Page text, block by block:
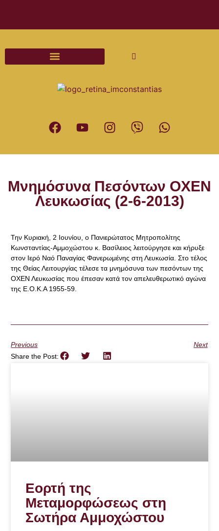
Μνημόσυνα Πεσόντων ΟΧΕΝ
Λευκωσίας (2-6-2013)
Την Κυριακή, 2 Ιουνίου, ο Πανιερώτατος Μητροπολίτης
Κωνσταντίας-Αμμοχώστου κ. Βασίλειος λειτούργησε και κήρυξε
στον Ιερό Ναό Παναγίας Φανερωμένης στη Λευκωσία. Στο τέλος
της Θείας Λειτουργίας τέλεσε τα μνημόσυνα των πεσόντων της
ΟΧΕΝ Λευκωσίας που έπεσαν κατά τον απελευθερωτικό αγώνα
της Ε.Ο.Κ.Α 1955-59.
Previous
Next
Share the Post:
Εορτή της
Μεταμορφώσεως στη
Σωτήρα Αμμοχώστου